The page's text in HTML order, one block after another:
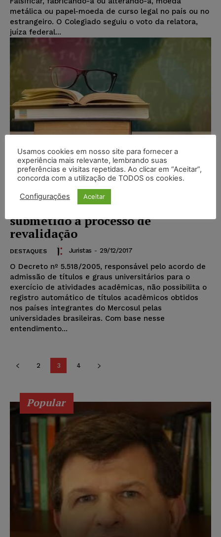
metálica ou papel-moeda de curso legal no país ou no
estrangeiro. O Colegiado seguiu o voto da relatora,
juíza federal...
Título de doutorado obtido por
faculdade do Mercosul deve ser
submetido a processo de
revalidação
DESTAQUES Juristas - 29/12/2017
O Decreto nº 5.518/2005, responsável pelo acordo de
admissão de títulos e graus universitários para o
exercício de atividades acadêmicas, não possibilita o
registro automático de títulos acadêmicos obtidos
nos países integrantes do Mercosul pelas
universidades brasileiras. Com base nesse
entendimento...
2 3 4
Popular
Usamos cookies em nosso site para fornecer a
experiência mais relevante, lembrando suas
preferências e visitas repetidas. Ao clicar em “Aceitar”,
concorda com a utilização de TODOS os cookies.
Configurações Aceitar